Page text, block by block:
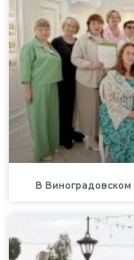
В